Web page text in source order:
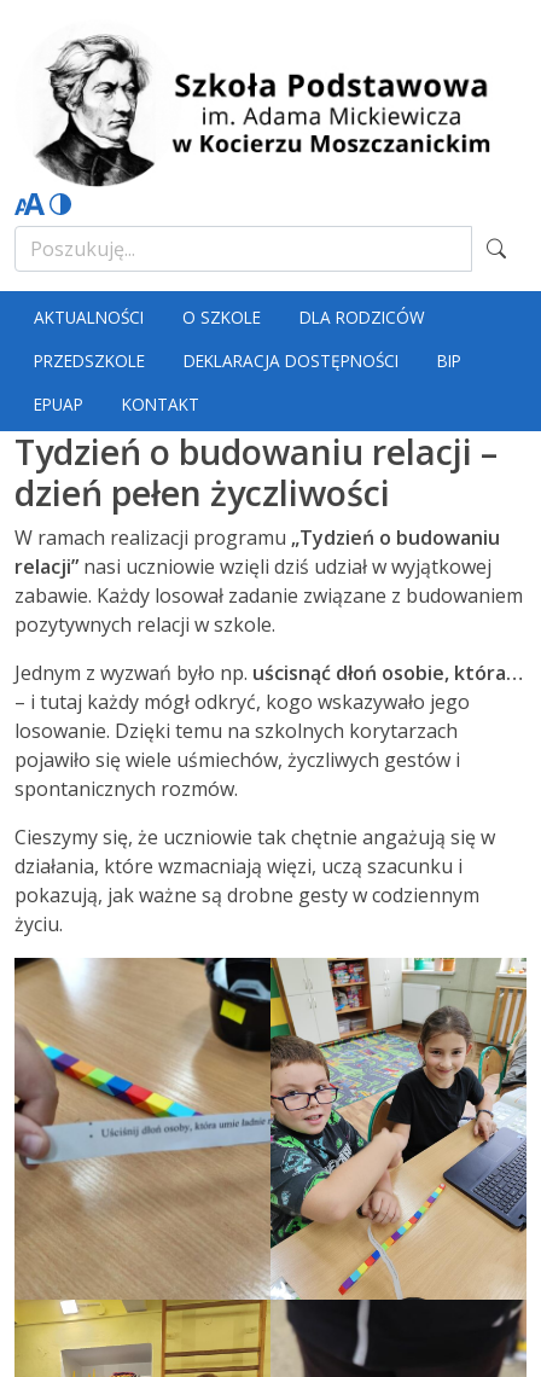
AKTUALNOŚCI O SZKOLE
DLA RODZICÓW
PRZEDSZKOLE
DEKLARACJA DOSTĘPNOŚCI
BIP
EPUAP
KONTAKT
Tydzień o budowaniu relacji –
dzień pełen życzliwości
W ramach realizacji programu „Tydzień o budowaniu
relacji” nasi uczniowie wzięli dziś udział w wyjątkowej
zabawie. Każdy losował zadanie związane z budowaniem
pozytywnych relacji w szkole.
Jednym z wyzwań było np. uścisnąć dłoń osobie, która…
– i tutaj każdy mógł odkryć, kogo wskazywało jego
losowanie. Dzięki temu na szkolnych korytarzach
pojawiło się wiele uśmiechów, życzliwych gestów i
spontanicznych rozmów.
Cieszymy się, że uczniowie tak chętnie angażują się w
działania, które wzmacniają więzi, uczą szacunku i
pokazują, jak ważne są drobne gesty w codziennym
życiu.